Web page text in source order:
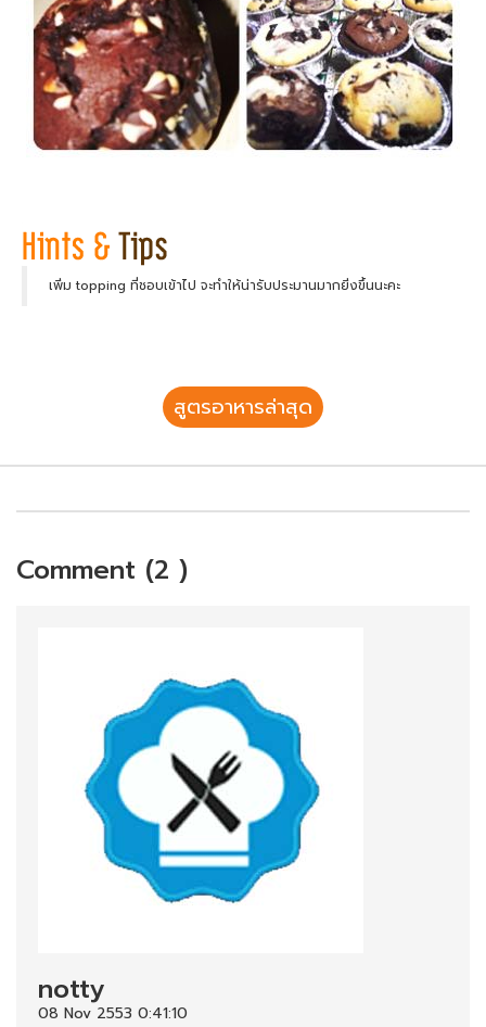
เพิ่ม topping ที่ชอบเข้าไป จะทำให้น่ารับประมานมากยิ่งขึ้นนะคะ
สูตรอาหารล่าสุด
Comment (2 )
notty
08 Nov 2553 0:41:10